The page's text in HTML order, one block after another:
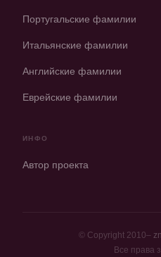
Португальские фамилии
Итальянские фамилии
Английские фамилии
Еврейские фамилии
ИНФО
Автор проекта
© Copyright 2010–
Все права